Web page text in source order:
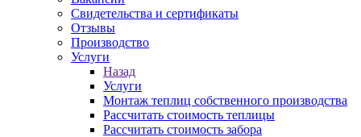
Свидетельства и сертификаты
Отзывы
Производство
Услуги
Назад
Услуги
Монтаж теплиц собственного производства
Рассчитать стоимость теплицы
Рассчитать стоимость забора